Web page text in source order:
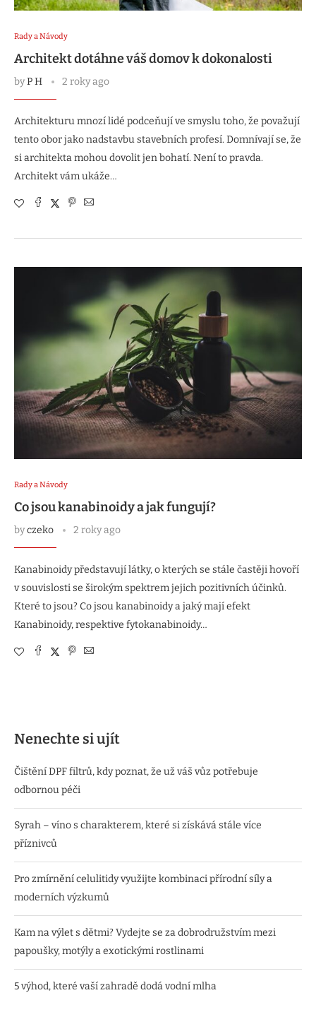
Rady a Návody
Architekt dotáhne váš domov k dokonalosti
byP H 2 roky ago
Architekturu mnozí lidé podceňují ve smyslu toho, že považují
tento obor jako nadstavbu stavebních profesí. Domnívají se, že
si architekta mohou dovolit jen bohatí. Není to pravda.
Architekt vám ukáže…
Rady a Návody
Co jsou kanabinoidy a jak fungují?
byczeko 2 roky ago
Kanabinoidy představují látky, o kterých se stále častěji hovoří
v souvislosti se širokým spektrem jejich pozitivních účinků.
Které to jsou? Co jsou kanabinoidy a jaký mají efekt
Kanabinoidy, respektive fytokanabinoidy…
Nenechte si ujít
Čištění DPF filtrů, kdy poznat, že už váš vůz potřebuje
odbornou péči
Syrah – víno s charakterem, které si získává stále více
příznivců
Pro zmírnění celulitidy využijte kombinaci přírodní síly a
moderních výzkumů
Kam na výlet s dětmi? Vydejte se za dobrodružstvím mezi
papoušky, motýly a exotickými rostlinami
5 výhod, které vaší zahradě dodá vodní mlha